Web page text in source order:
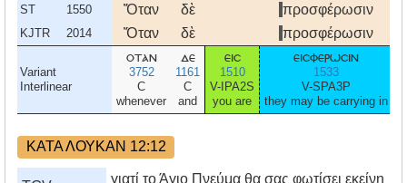
ST 1550 Ὅταν δὲ προσφέρωσιν
KJTR 2014 Ὅταν δὲ προσφέρωσιν
Variant
Interlinear
οταν
3752
C
whenever
δε
1161
C
and
εισ
1510
V-IPA2S
you are
εισφερωσιν
1533
V-SPA3P
they may be carrying in
ΚΑΤΑ ΛΟΥΚΑΝ 12:12
γιατί το Άγιο Πνεύμα θα σας φωτίσει εκείνη